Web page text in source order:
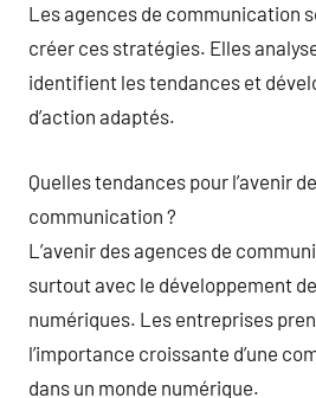
Les agences de communication
créer ces stratégies. Elles
identifient les tendances et
d’action adaptés.
Quelles tendances pour l’avenir
communication ?
L’avenir des agences de
surtout avec le développement
numériques. Les entreprises
l’importance croissante d’une
dans un monde numérique.